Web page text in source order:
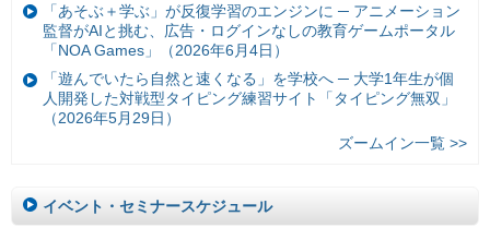
「あそぶ＋学ぶ」が反復学習のエンジンに ─ アニメーション
監督がAIと挑む、広告・ログインなしの教育ゲームポータル
「NOA Games」（2026年6月4日）
「遊んでいたら自然と速くなる」を学校へ ─ 大学1年生が個
人開発した対戦型タイピング練習サイト「タイピング無双」
（2026年5月29日）
ズームイン一覧 >>
イベント・セミナースケジュール